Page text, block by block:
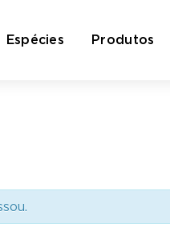
Espécies Produtos